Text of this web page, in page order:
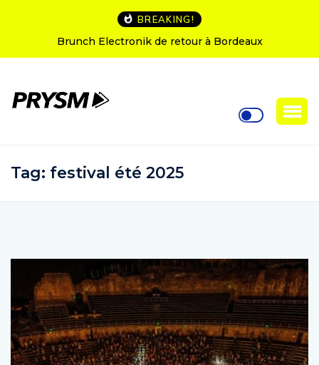
BREAKING!
à Bordeaux
L’Amnesia Ibiza fête ses 50 ans :
soirées
Tag: festival été 2025